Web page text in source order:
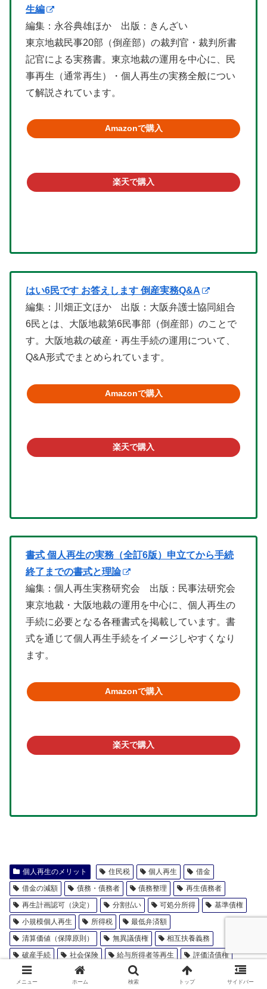
生編
編集：永谷典雄ほか 出版：きんざい
東京地裁民事20部（倒産部）の裁判官・裁判所書
記官による実務書。東京地裁の運用を中心に、民
事再生（通常再生）・個人再生の実務全般につい
て解説されています。
Amazonで購入
楽天で購入
はい6民です お答えします 倒産実務Q&A
編集：川畑正文ほか 出版：大阪弁護士協同組合
6民とは、大阪地裁第6民事部（倒産部）のことで
す。大阪地裁の破産・再生手続の運用について、
Q&A形式でまとめられています。
Amazonで購入
楽天で購入
書式 個人再生の実務（全訂6版）申立てから手続
終了までの書式と理論
編集：個人再生実務研究会 出版：民事法研究会
東京地裁・大阪地裁の運用を中心に、個人再生の
手続に必要となる各種書式を掲載しています。書
式を通じて個人再生手続をイメージしやすくなり
ます。
Amazonで購入
楽天で購入
個人再生のメリット 住民税 個人再生
借金
借金の減額
債務・債務者 債務整理
再生債務者
再生計画認可（決定）
分割払い 可処分所得
基準債権
小規模個人再生
所得税
最低弁済額
清算価値（保障原則）
無異議債権
相互扶養義務
破産手続
社会保険 給与所得者等再生
評価済債権
配当
メニュー ホーム 検索 トップ サイドバー